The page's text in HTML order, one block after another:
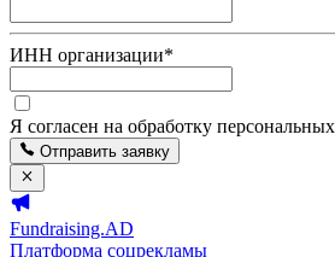
ИНН организации*
Я согласен на обработку
Отправить заявку
Fundraising.AD
Платформа соцрекламы